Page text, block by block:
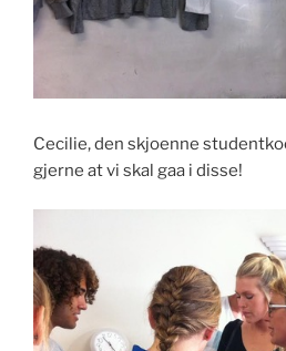
Cecilie, den skjoenne
gjerne at vi skal gaa i disse!